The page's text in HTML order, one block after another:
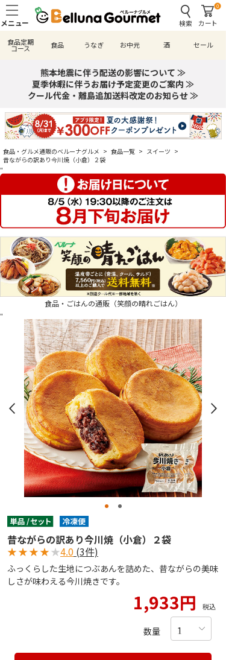
検索
0
カート
食品定期
コース 食品 うなぎ お中元 酒 セール
熊本地震に伴う配送の影響について ≫
夏季休暇に伴うお届け予定変更のご案内 ≫
クール代金・離島追加送料改定のお知らせ ≫
食品・グルメ通販のベルーナグルメ > 食品一覧 > スイーツ >
昔ながらの訳あり今川焼（小倉）２袋
"
食品・ごはんの通販（笑顔の晴れごはん）
"
昔ながらの訳あり今川焼（小倉）２袋
★★★★★4.0 (3件)
ふっくらした生地につぶあんを詰めた、昔ながらの美味
しさが味わえる今川焼きです。
1,933円 税込
数量